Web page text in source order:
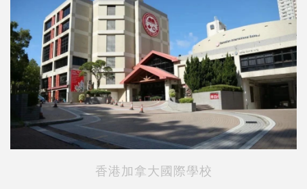
香港加拿大國際學校